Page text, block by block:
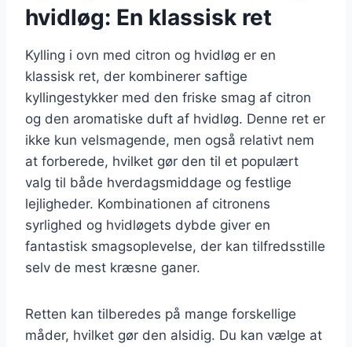
hvidløg: En klassisk ret
Kylling i ovn med citron og hvidløg er en
klassisk ret, der kombinerer saftige
kyllingestykker med den friske smag af citron
og den aromatiske duft af hvidløg. Denne ret er
ikke kun velsmagende, men også relativt nem
at forberede, hvilket gør den til et populært
valg til både hverdagsmiddage og festlige
lejligheder. Kombinationen af citronens
syrlighed og hvidløgets dybde giver en
fantastisk smagsoplevelse, der kan tilfredsstille
selv de mest kræsne ganer.
Retten kan tilberedes på mange forskellige
måder, hvilket gør den alsidig. Du kan vælge at